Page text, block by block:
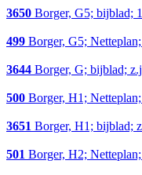
3650 Borger, G5; bijblad;
499 Borger, G5;
3644 Borger, G; bijblad;
500 Borger, H1;
3651 Borger, H1; bijblad;
501 Borger, H2;